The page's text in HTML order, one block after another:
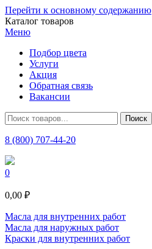
Перейти к основному содержанию
Каталог товаров
Меню
Подбор цвета
Услуги
Акция
Обратная связь
Вакансии
8 (800) 707-44-20
0
0,00 ₽
Масла для внутренних работ
Масла для наружных работ
Краски для внутренних работ